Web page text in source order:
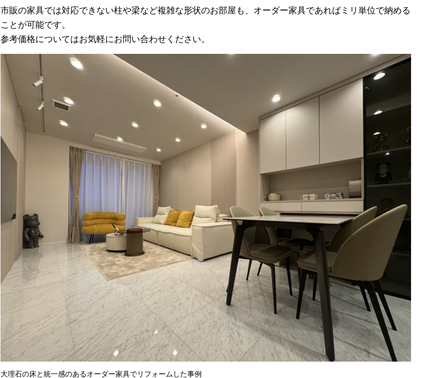
市販の家具では対応できない柱や梁など複雑な形状のお部屋も、オーダー家具であればミリ単位で納める
ことが可能です。
参考価格についてはお気軽にお問い合わせください。
大理石の床と統一感のあるオーダー家具でリフォームした事例